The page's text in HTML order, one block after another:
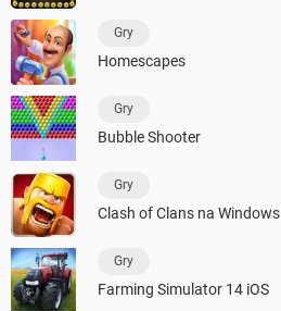
Gry
Homescapes
Gry
Bubble Shooter
Gry
Clash of Clans na Windows
Gry
Farming Simulator 14 iOS